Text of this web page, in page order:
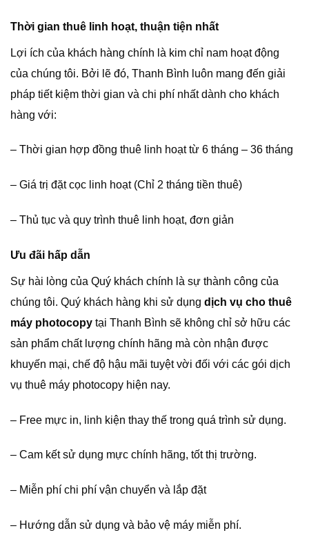
Thời gian thuê linh hoạt, thuận tiện nhất
Lợi ích của khách hàng chính là kim chỉ nam hoạt động
của chúng tôi. Bởi lẽ đó, Thanh Bình luôn mang đến giải
pháp tiết kiệm thời gian và chi phí nhất dành cho khách
hàng với:
– Thời gian hợp đồng thuê linh hoạt từ 6 tháng – 36 tháng
– Giá trị đặt cọc linh hoạt (Chỉ 2 tháng tiền thuê)
– Thủ tục và quy trình thuê linh hoạt, đơn giản
Ưu đãi hấp dẫn
Sự hài lòng của Quý khách chính là sự thành công của
chúng tôi. Quý khách hàng khi sử dụng dịch vụ cho thuê
máy photocopy tại Thanh Bình sẽ không chỉ sở hữu các
sản phẩm chất lượng chính hãng mà còn nhận được
khuyến mại, chế độ hậu mãi tuyệt vời đối với các gói dịch
vụ thuê máy photocopy hiện nay.
– Free mực in, linh kiện thay thế trong quá trình sử dụng.
– Cam kết sử dụng mực chính hãng, tốt thị trường.
– Miễn phí chi phí vận chuyển và lắp đặt
– Hướng dẫn sử dụng và bảo vệ máy miễn phí.